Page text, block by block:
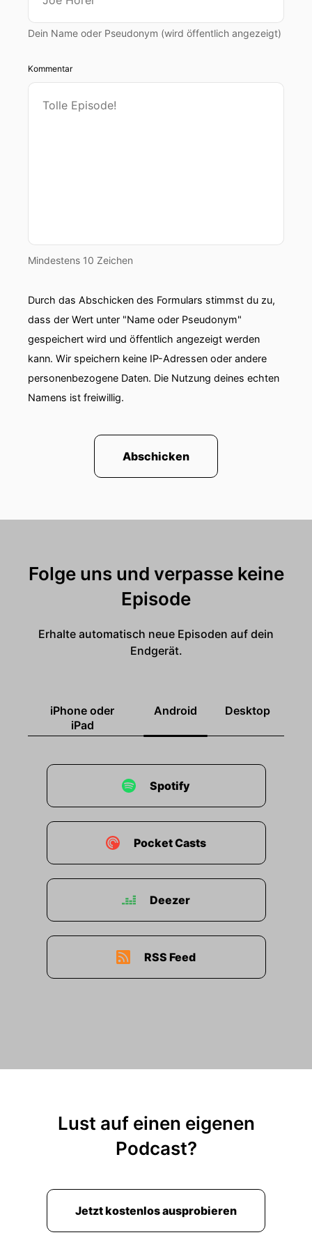
Dein Name oder Pseudonym (wird öffentlich angezeigt)
Kommentar
Mindestens 10 Zeichen
Durch das Abschicken des Formulars stimmst du zu,
dass der Wert unter "Name oder Pseudonym"
gespeichert wird und öffentlich angezeigt werden
kann. Wir speichern keine IP-Adressen oder andere
personenbezogene Daten. Die Nutzung deines echten
Namens ist freiwillig.
Abschicken
Folge uns und verpasse keine
Episode
Erhalte automatisch neue Episoden auf dein
Endgerät.
iPhone oder
iPad
Android Desktop
Spotify
Pocket Casts
Deezer
RSS Feed
Lust auf einen eigenen
Podcast?
Jetzt kostenlos ausprobieren